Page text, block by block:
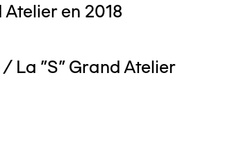
en 2018
La "S" Grand Atelier